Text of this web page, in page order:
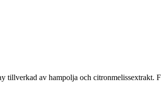
av hampolja och citronmelissextrakt.